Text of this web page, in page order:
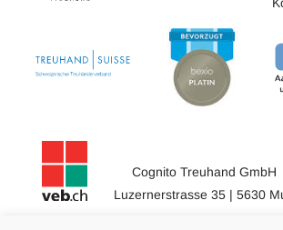
Cognito Treuhand GmbH
Luzernerstrasse 35 | 5630